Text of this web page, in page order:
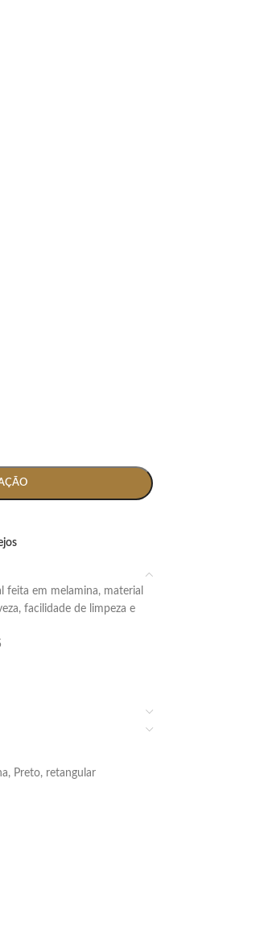
facilidade de limpeza e
, Preto, retangular